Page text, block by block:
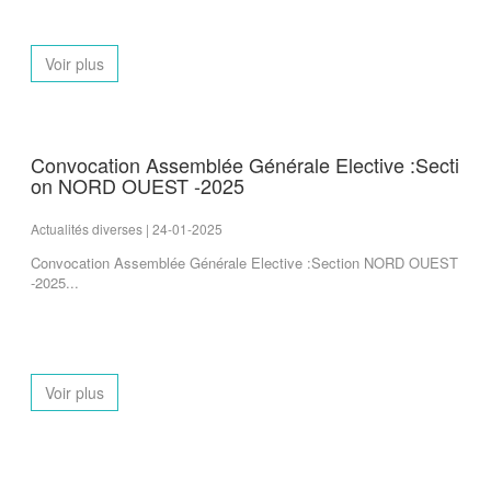
Voir plus
Convocation Assemblée Générale Elective :Secti
on NORD OUEST -2025
Actualités diverses | 24-01-2025
Convocation Assemblée Générale Elective :Section NORD OUEST
-2025...
Voir plus